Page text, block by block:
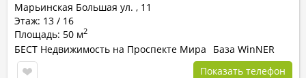
Марьинская Большая ул. , 11
Этаж: 13 / 16
Площадь: 50 м2
БЕСТ Недвижимость на Проспекте Мира
База WinNER
Показать телефон